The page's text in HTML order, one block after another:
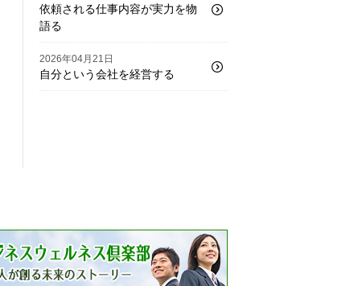
依頼される仕事内容が実力を物
語る
2026年04月21日
自分という会社を経営する